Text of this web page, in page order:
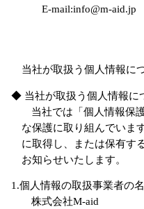
E-mail:info@m-aid.jp
当社が取扱う個人情報に
◆ 当社が取扱う個人情報に
当社では「個人情報保
な保護に取り組んでいま
に取得し、または保有す
お知らせいたします。
1.個人情報の取扱事業者の
株式会社M-aid